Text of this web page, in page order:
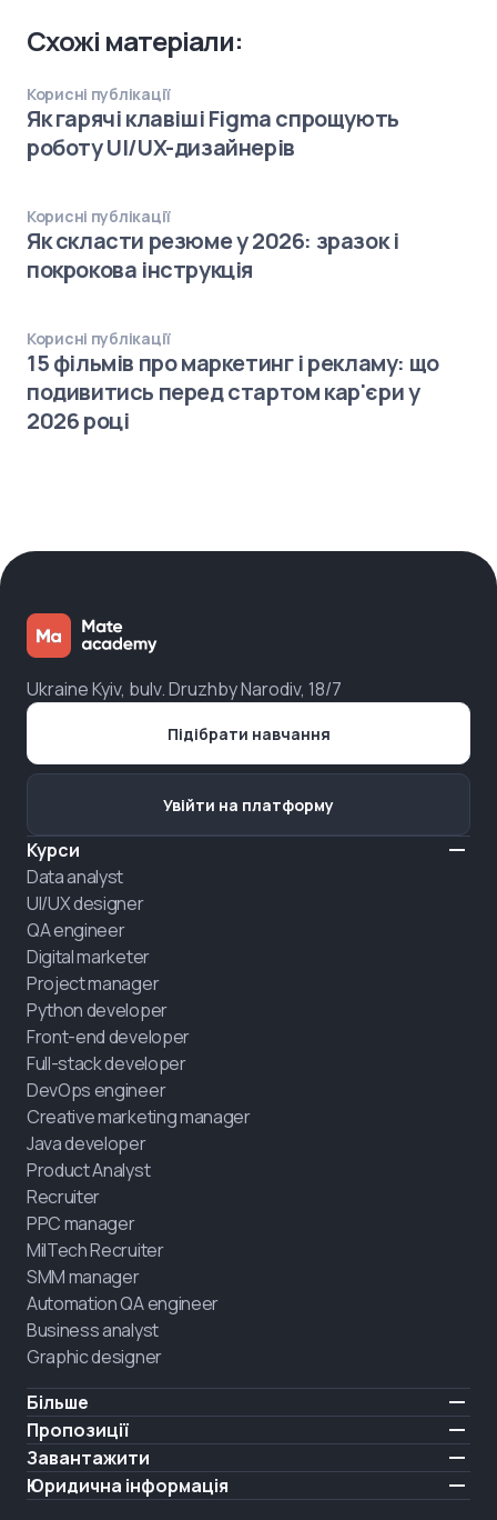
Схожі матеріали:
Корисні публікації
Як гарячі клавіші Figma спрощують
роботу UI/UX-дизайнерів
Корисні публікації
Як скласти резюме у 2026: зразок і
покрокова інструкція
Корисні публікації
15 фільмів про маркетинг і рекламу: що
подивитись перед стартом кар'єри у
2026 році
Ukraine Kyiv, bulv. Druzhby Narodiv, 18/7
Курси
Data analyst
UI/UX designer
QA engineer
Digital marketer
Project manager
Python developer
Front-end developer
Full-stack developer
DevOps engineer
Creative marketing manager
Java developer
Product Analyst
Recruiter
PPC manager
MilTech Recruiter
SMM manager
Automation QA engineer
Business analyst
Graphic designer
Більше
Ціни
Відгуки
Про нас
Пропозиції
IT для ветеранів
Найняти випускника
Завантажити
iOS
Юридична інформація
Підібрати навчання
Увійти на платформу